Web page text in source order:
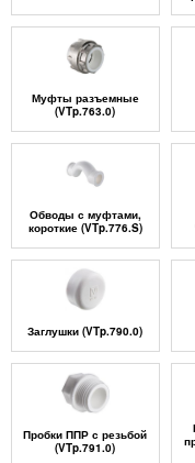
Муфты разъемные
(VTp.763.0)
Обводы с муфтами,
короткие (VTp.776.S)
Заглушки (VTp.790.0)
Пробки ППР с резьбой
(VTp.791.0)